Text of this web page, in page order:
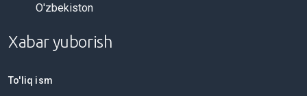
O'zbekiston
Xabar yuborish
To'liq ism